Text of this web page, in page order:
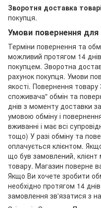
Зворотня доставка
покупця.
Умови повернення для
Терміни повернення та
можливий протягом 14
покупцем. Зворотна
рахунок покупця. Умови
якості. Повернення
споживача" обмін та
днів з моменту доставки
умовою обміну і
вживанні і має всі
тощо) У разі обміну та
оплачується клієнтом.
що був замовлений, клієнт
товару. Магазин поверне
Якщо Ви хочете зробити
необхідно протягом 14
замовлення зв'язатися з